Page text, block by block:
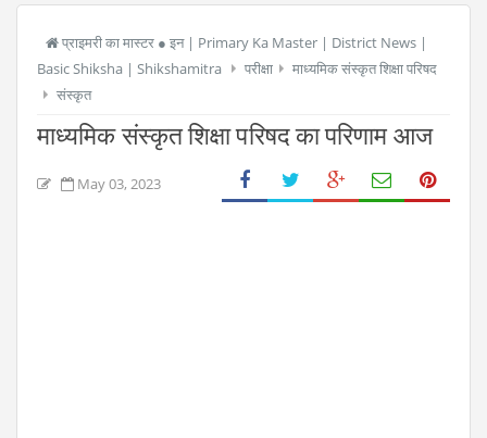
प्राइमरी का मास्टर ● इन | Primary Ka Master | District News |
Basic Shiksha | Shikshamitra
परीक्षा
माध्यमिक संस्कृत शिक्षा परिषद
संस्कृत
माध्यमिक संस्कृत शिक्षा परिषद का परिणाम आज
May 03, 2023